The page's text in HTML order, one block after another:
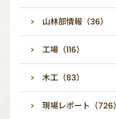
山林部情報（36）
工場（116）
木工（83）
現場レポート（726）